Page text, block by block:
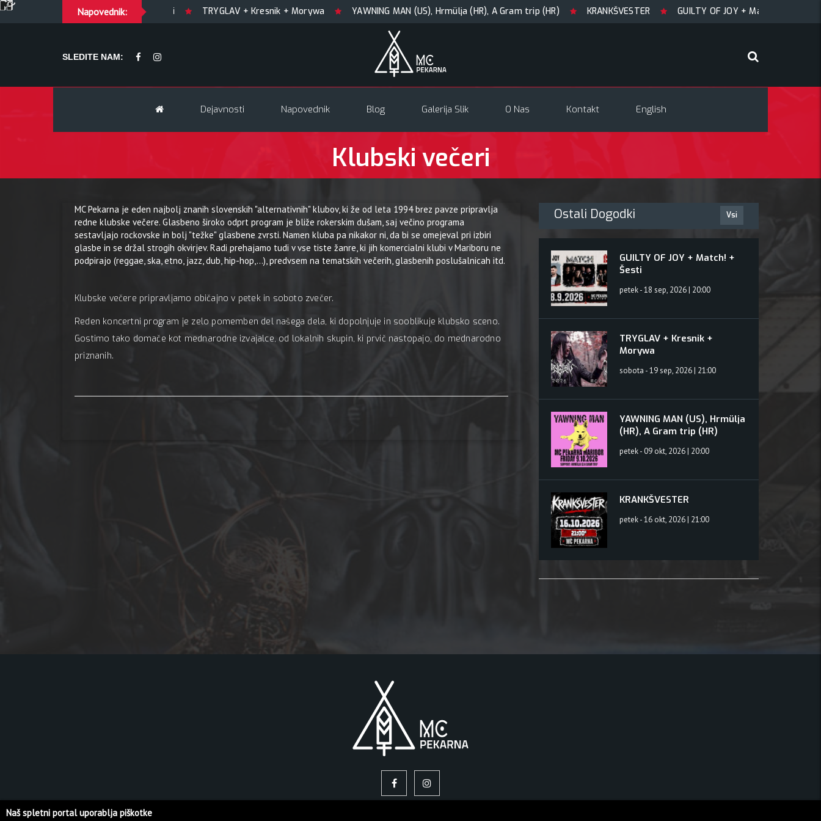
Napovednik:
GUILTY OF JOY + Match! + Šesti TRYGLAV + Kresnik + Morywa YAWNING MAN (US), Hrmülja (HR), A Gram trip (HR) KRANKŠVESTER GUILTY OF JOY + Match! + Šesti
SLEDITE NAM:
Dejavnosti Napovednik Blog Galerija Slik O Nas Kontakt English
Klubski večeri
MC Pekarna je eden najbolj znanih slovenskih "alternativnih" klubov, ki že od leta 1994 brez pavze pripravlja
redne klubske večere. Glasbeno široko odprt program je bliže rokerskim dušam, saj večino programa
sestavljajo rockovske in bolj "težke" glasbene zvrsti. Namen kluba pa nikakor ni, da bi se omejeval pri izbiri
glasbe in se držal strogih okvirjev. Radi prehajamo tudi v vse tiste žanre, ki jih komercialni klubi v Mariboru ne
podpirajo (reggae, ska, etno, jazz, dub, hip-hop,...), predvsem na tematskih večerih, glasbenih poslušalnicah itd.
Klubske večere pripravljamo običajno v petek in soboto zvečer.
Reden koncertni program je zelo pomemben del našega dela, ki dopolnjuje in sooblikuje klubsko sceno.
Gostimo tako domače kot mednarodne izvajalce, od lokalnih skupin, ki prvič nastopajo, do mednarodno
priznanih.
Ostali Dogodki Vsi
GUILTY OF JOY + Match! +
Šesti
petek - 18 sep, 2026 | 20:00
TRYGLAV + Kresnik +
Morywa
sobota - 19 sep, 2026 | 21:00
YAWNING MAN (US), Hrmülja
(HR), A Gram trip (HR)
petek - 09 okt, 2026 | 20:00
KRANKŠVESTER
petek - 16 okt, 2026 | 21:00
Naš spletni portal uporablja piškotke